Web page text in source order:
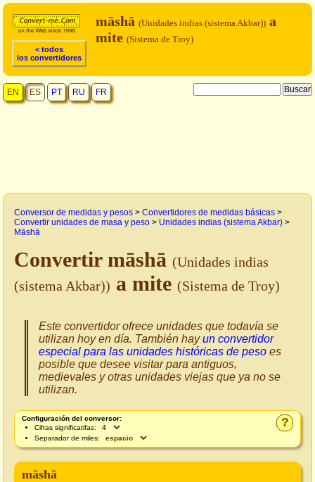
< todos
los convertidores
māshā (Unidades indias (sistema Akbar)) a
mite (Sistema de Troy)
EN ES PT RU FR
Conversor de medidas y pesos > Convertidores de medidas básicas >
Convertir unidades de masa y peso > Unidades indias (sistema Akbar) >
Māshā
Convertir māshā (Unidades indias
(sistema Akbar)) a mite (Sistema de Troy)
Este convertidor ofrece unidades que todavía se
utilizan hoy en día. También hayun convertidor
especial para las unidades históricas de peso es
posible que desee visitar para antiguos,
medievales y otras unidades viejas que ya no se
utilizan.
?
Configuración del conversor:
Cifras significatifas:
Separador de miles:
māshā